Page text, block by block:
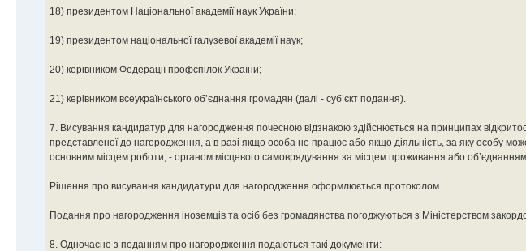
18) президентом Національної академії наук України;
19) президентом національної галузевої академії наук;
20) керівником Федерації профспілок України;
21) керівником всеукраїнського об’єднання громадян (далі - суб’єкт подання).
7. Висування кандидатур для нагородження почесною відзнакою здійснюється на принципах
представленої до нагородження, а в разі якщо особа не працює або якщо діяльність, за яку особу
основним місцем роботи, - органом місцевого самоврядування за місцем проживання або об’єднанням
Рішення про висування кандидатури для нагородження оформлюється протоколом.
Подання про нагородження іноземців та осіб без громадянства погоджуються з Міністерством
8. Одночасно з поданням про нагородження подаються такі документи: